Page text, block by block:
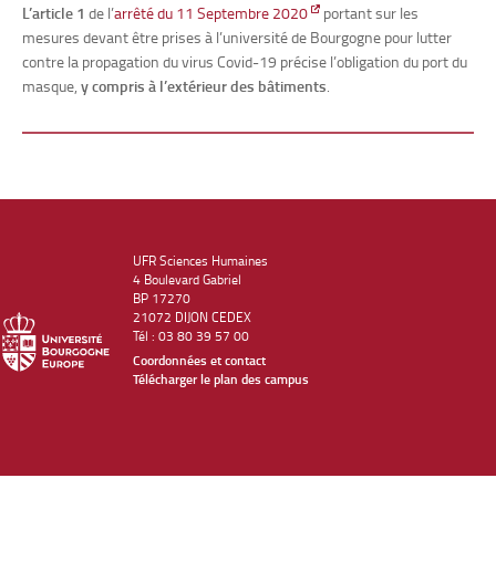
L’article 1 de l’arrêté du 11 Septembre 2020
portant sur les
mesures devant être prises à l’université de Bourgogne pour lutter
contre la propagation du virus Covid-19 précise l’obligation du port du
masque, y compris à l’extérieur des bâtiments
UFR Sciences Humaines
4 Boulevard Gabriel
BP 17270
21072 DIJON CEDEX
Tél : 03 80 39 57 00
Coordonnées et contact
Télécharger le plan des campus